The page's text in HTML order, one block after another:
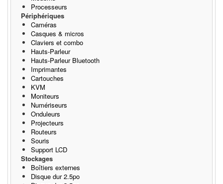
Processeurs
Périphériques
Caméras
Casques & micros
Claviers et combo
Hauts-Parleur
Hauts-Parleur Bluetooth
Imprimantes
Cartouches
KVM
Moniteurs
Numériseurs
Onduleurs
Projecteurs
Routeurs
Souris
Support LCD
Stockages
Boîtiers externes
Disque dur 2.5po